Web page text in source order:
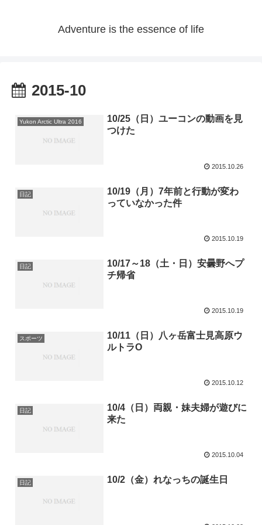
Adventure is the essence of life
2015-10
Yukon Arctic Ultra 2016
10/25（日）ユーコンの動画を見
つけた
2015.10.26
日記
10/19（月）7年前と行動が変わ
っていなかった件
2015.10.19
日記
10/17～18（土・日）安曇野へプ
チ帰省
2015.10.19
スポーツ
10/11（日）八ヶ岳富士見高原ウ
ルトラO
2015.10.12
日記
10/4（日）両親・妹夫婦が遊びに
来た
2015.10.04
日記 10/2（金）れなっちの誕生日